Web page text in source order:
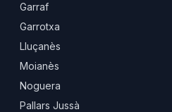
Garraf
Garrotxa
Lluçanès
Moianès
Noguera
Pallars Jussà